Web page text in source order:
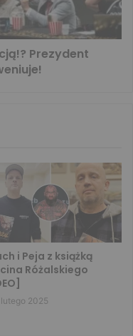
Prezydent
i Peja z książką
Różalskiego
2025